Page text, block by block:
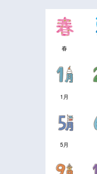
春
1月
5月